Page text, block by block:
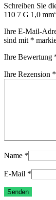
Schreiben Sie
110 7 G 1,0
Ihre E-Mail-
sind mit *
Ihre Bewertung
Ihre Rezension *
Name *
E-Mail *